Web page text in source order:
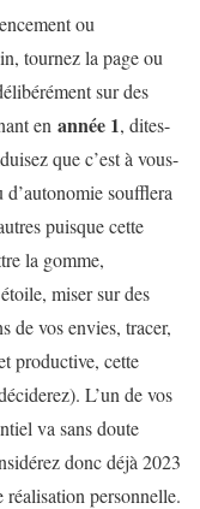
ou
tournez la page ou
sur des
en année 1, dites-
que c’est à vous-
soufflera
puisque cette
la gomme,
miser sur des
de vos envies, tracer,
productive, cette
L’un de vos
va sans doute
donc déjà 2023
réalisation personnelle.